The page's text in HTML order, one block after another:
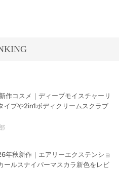
作コスメ｜ディープモイスチャーリ
イプや2in1ボディクリームスクラブ
年秋新作｜エアリーエクステンショ
ールスナイパーマスカラ新色をレビ